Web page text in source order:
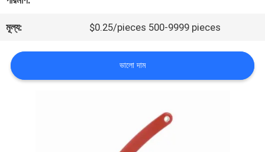
মান
নিয়ন্ত্রণ
মূল্য: $0.25/pieces 500-9999 pieces
ভালো দাম